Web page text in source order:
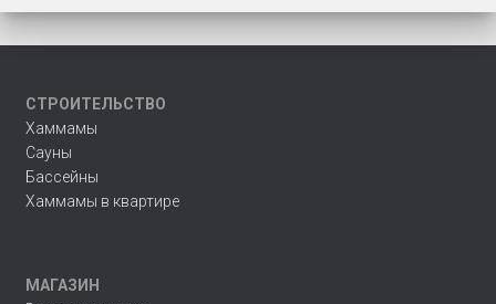
СТРОИТЕЛЬСТВО
Хаммамы
Сауны
Бассейны
Хаммамы в квартире
МАГАЗИН